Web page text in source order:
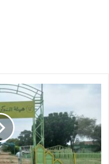
مؤسسة
زراعية
كبرى
في
سنار